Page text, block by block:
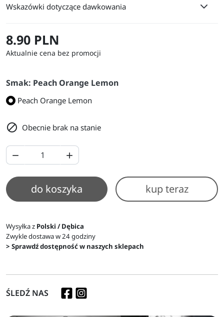
Wskazówki dotyczące dawkowania
8.90 PLN
Aktualnie cena bez promocji
Smak: Peach Orange Lemon
Peach Orange Lemon
 Obecnie brak na stanie
 
do koszyka kup teraz
Wysyłka z Polski / Dębica
Zwykle dostawa w 24 godziny
> Sprawdź dostępność w naszych sklepach
ŚLEDŹ NAS